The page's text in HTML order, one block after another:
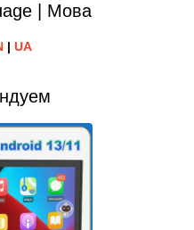
| Мова
| UA